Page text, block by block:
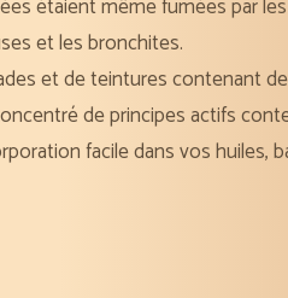
étaient même fumées par
et les bronchites.
et deteinturescontenant
de principes actifs
faciledans vos huiles,